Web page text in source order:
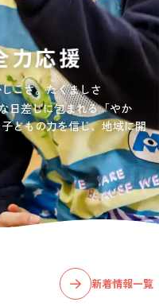
介護、笑顔が溢れている
事業所の介護関連事業所を運
、今後ますます高まる介護
こさ。たくましさ
日差しに包まれる「やか
どもの力を信じ、地域に開
の児童が放課後安心して
・クラブ活動(英語・習字・
いる学童保育所です。
短期入所生活介護
居宅介護支援
公園
3丁目4番12号
先
新着情報一覧